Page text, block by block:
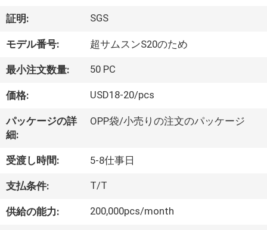
画
VR
シ
ョ
ー
私
た
ち
証明: SGS
モデル番号: 超サムスンS20のため
最小注文数量: 50 PC
価格: USD18-20/pcs
パッケージの詳
細:
OPP袋/小売りの注文のパッケージ
受渡し時間: 5-8仕事日
支払条件: T/T
供給の能力: 200,000pcs/month